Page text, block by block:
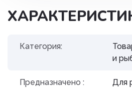
Категория:
и
Предназначено : Для